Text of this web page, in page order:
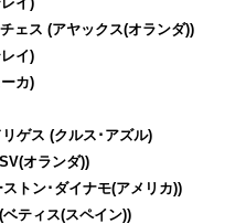
ェス (アヤックス(オランダ))
イ)
カ)
ゲス (クルス･アズル)
オランダ))
トン･ダイナモ(アメリカ))
ティス(スペイン))